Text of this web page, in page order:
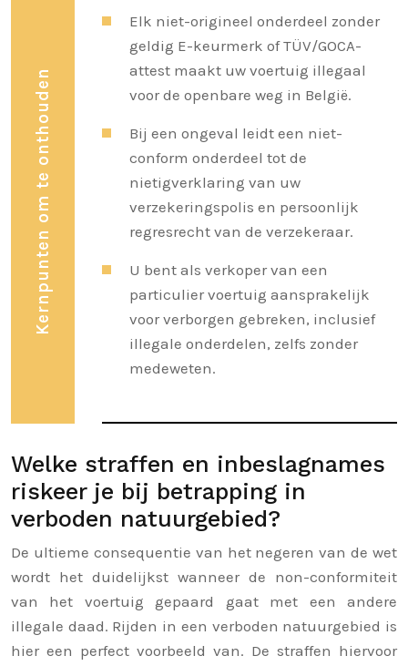
Kernpunten om te onthouden
Elk niet-origineel onderdeel zonder
geldig E-keurmerk of TÜV/GOCA-
attest maakt uw voertuig illegaal
voor de openbare weg in België.
Bij een ongeval leidt een niet-
conform onderdeel tot de
nietigverklaring van uw
verzekeringspolis en persoonlijk
regresrecht van de verzekeraar.
U bent als verkoper van een
particulier voertuig aansprakelijk
voor verborgen gebreken, inclusief
illegale onderdelen, zelfs zonder
medeweten.
Welke straffen en inbeslagnames
riskeer je bij betrapping in
verboden natuurgebied?
De ultieme consequentie van het negeren van de wet
wordt het duidelijkst wanneer de non-conformiteit
van het voertuig gepaard gaat met een andere
illegale daad. Rijden in een verboden natuurgebied is
hier een perfect voorbeeld van. De straffen hiervoor